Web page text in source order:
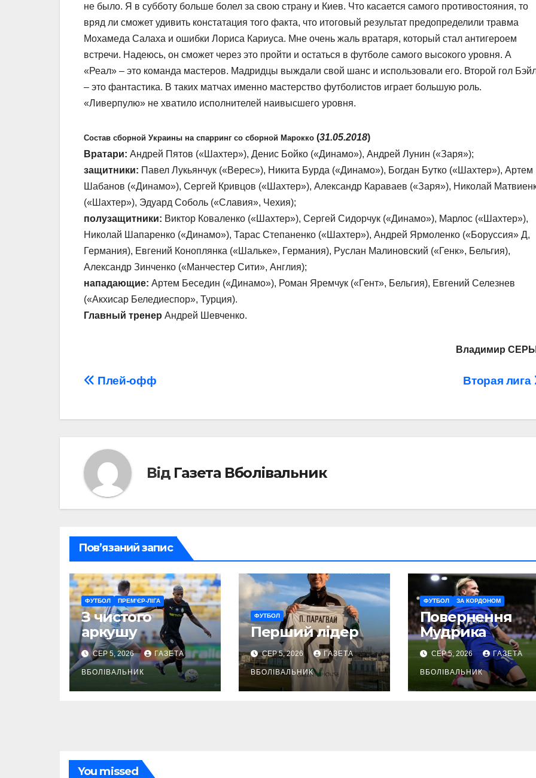
не было. Я в субботу больше болел за свою страну и Киев. Что касается самого противостояния, то
вряд ли сможет удивить констатация того факта, что итоговый результат предопределили травма
Мохамеда Салаха и ошибки Лориса Кариуса. Мне очень жаль вратаря, который стал антигероем
встречи. Надеюсь, он сможет через это пройти и остаться в футболе самого высокого уровня. А
«Реал» – это команда мастеров. Мадридцы выждали свой шанс и использовали его. Второй гол
– это фантастика. В таких матчах именно мастерство футболистов играет большую роль.
«Ливерпулю» не хватило исполнителей наивысшего уровня.
Состав сборной Украины на спарринг со сборной Марокко (31.05.2018)
Вратари: Андрей Пятов («Шахтер»), Денис Бойко («Динамо»), Андрей Лунин («Заря»);
защитники: Павел Лукьянчук («Верес»), Никита Бурда («Динамо»), Богдан Бутко («Шахтер»), Артем
Шабанов («Динамо»), Сергей Кривцов («Шахтер»), Александр Караваев («Заря»), Николай
(«Шахтер»), Эдуард Соболь («Славия», Чехия);
полузащитники: Виктор Коваленко («Шахтер»), Сергей Сидорчук («Динамо»), Марлос («Шахтер»),
Николай Шапаренко («Динамо»), Тарас Степаненко («Шахтер»), Андрей Ярмоленко («Боруссия» Д,
Германия), Евгений Коноплянка («Шальке», Германия), Руслан Малиновский («Генк», Бельгия),
Александр Зинченко («Манчестер Сити», Англия);
нападающие: Артем Беседин («Динамо»), Роман Яремчук («Гент», Бельгия), Евгений Селезнев
(«Акхисар Беледиеспор», Турция).
Главный тренер Андрей Шевченко.
Владимир
Навігація
Вторая лига
Плей-офф
Від Газета Вболівальник
Пов’язаний запис
ФУТБОЛ ПРЕМ’ЄР-ЛІГА
З чистого
аркушу
СЕР 5, 2026 ГАЗЕТА
ВБОЛІВАЛЬНИК
ФУТБОЛ
Перший лідер
СЕР 5, 2026 ГАЗЕТА
ВБОЛІВАЛЬНИК
ФУТБОЛ ЗА КОРДОНОМ
Повернення
Мудрика
СЕР 5, 2026 ГАЗЕТА
ВБОЛІВАЛЬНИК
You missed